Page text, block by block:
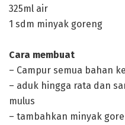
325ml air
1 sdm minyak goreng
Cara membuat
– Campur semua bahan
– aduk hingga rata dan
mulus
– tambahkan minyak